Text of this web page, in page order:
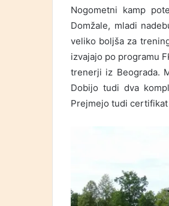
Nogometni kamp
Domžale, mladi
veliko boljša za
izvajajo po programu
trenerji iz Beograda.
Dobijo tudi dva
Prejmejo tudi